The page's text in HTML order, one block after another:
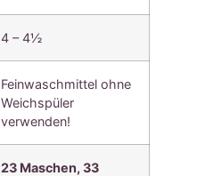
4 – 4½
Feinwaschmittel ohne
Weichspüler
verwenden!
23 Maschen, 33